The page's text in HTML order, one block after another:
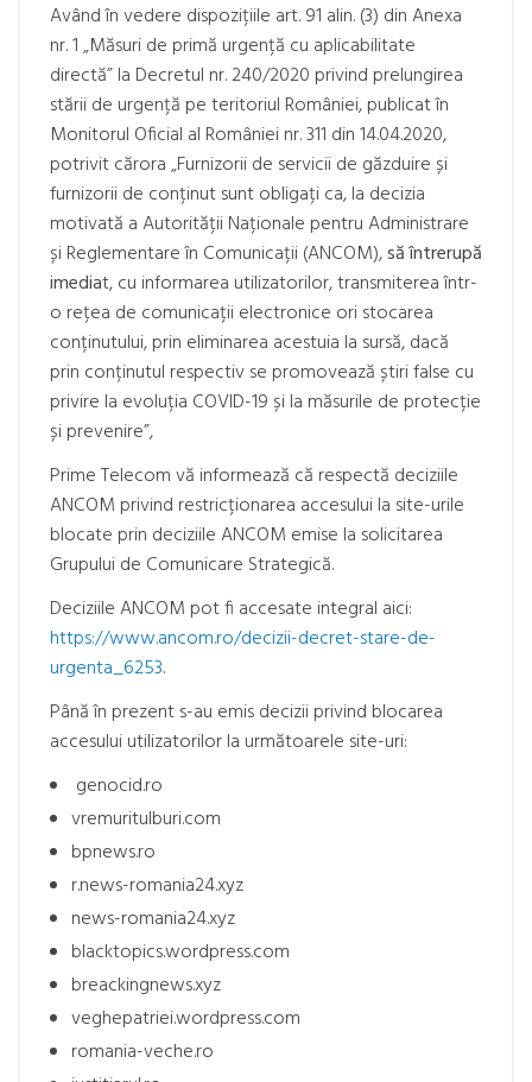
Având în vedere dispozițiile art. 91 alin. (3) din Anexa
nr. 1 „Măsuri de primă urgență cu aplicabilitate
directă” la Decretul nr. 240/2020 privind prelungirea
stării de urgență pe teritoriul României, publicat în
Monitorul Oficial al României nr. 311 din 14.04.2020,
potrivit cărora „Furnizorii de servicii de găzduire și
furnizorii de conținut sunt obligați ca, la decizia
motivată a Autorității Naționale pentru Administrare
și Reglementare în Comunicații (ANCOM),să întrerupă
imediat, cu informarea utilizatorilor, transmiterea într-
o rețea de comunicații electronice ori stocarea
conținutului, prin eliminarea acestuia la sursă, dacă
prin conținutul respectiv se promovează știri false cu
privire la evoluția COVID-19 și la măsurile de protecție
și prevenire”,
Prime Telecom vă informează că respectă deciziile
ANCOM privind restricționarea accesului la site-urile
blocate prin deciziile ANCOM emise la solicitarea
Grupului de Comunicare Strategică.
Deciziile ANCOM pot fi accesate integral aici:
https://www.ancom.ro/decizii-decret-stare-de-
urgenta_6253.
Până în prezent s-au emis decizii privind blocarea
accesului utilizatorilor la următoarele site-uri:
genocid.ro
vremuritulburi.com
bpnews.ro
r.news-romania24.xyz
news-romania24.xyz
blacktopics.wordpress.com
breackingnews.xyz
veghepatriei.wordpress.com
romania-veche.ro